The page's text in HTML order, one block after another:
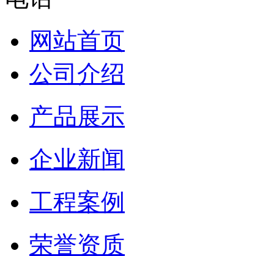
网站首页
公司介绍
产品展示
企业新闻
工程案例
荣誉资质